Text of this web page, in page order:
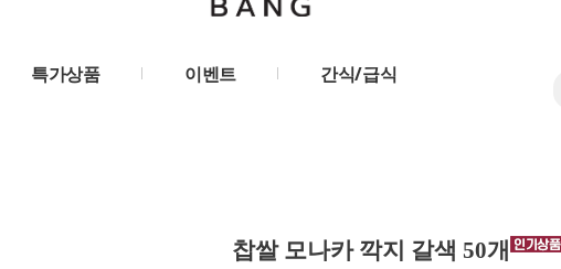
특가상품 이벤트
간식/급식
찹쌀 모나카 깍지 갈색 50개